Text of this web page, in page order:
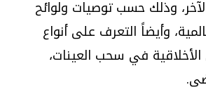
وذلك حسب توصيات ولوائح
وأيضاً التعرف على أنواع
الأخلاقية في سحب العينات،